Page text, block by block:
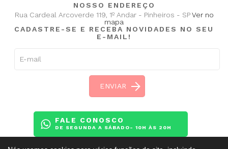
NOSSO ENDEREÇO
Rua Cardeal Arcoverde 119, 1º Andar - Pinheiros - SPVer no
mapa
CADASTRE-SE E RECEBA NOVIDADES NO SEU
E-MAIL!
FALE CONOSCO
DE SEGUNDA A SÁBADO- 10H ÀS 20H